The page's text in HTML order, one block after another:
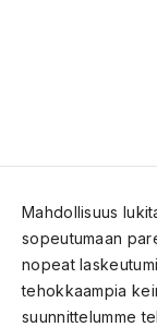
Mahdollisuus
sopeutumaan
nopeat
tehokkaampia
suunnittelumme